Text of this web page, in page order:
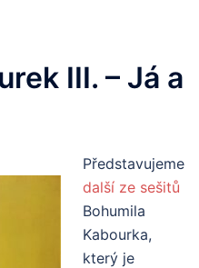
III. – Já a
Představujeme
další ze sešitů
Bohumila
Kabourka,
který je